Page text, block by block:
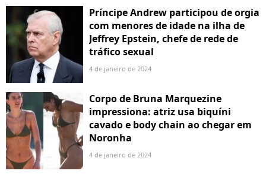
Príncipe Andrew participou de orgia
com menores de idade na ilha de
Jeffrey Epstein, chefe de rede de
tráfico sexual
4 de janeiro de 2024
Corpo de Bruna Marquezine
impressiona: atriz usa biquíni
cavado e body chain ao chegar em
Noronha
4 de janeiro de 2024